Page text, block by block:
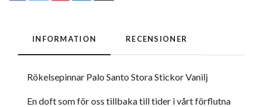
INFORMATION RECENSIONER
Rökelsepinnar Palo Santo Stora Stickor Vanilj
En doft som för oss tillbaka till tider i vårt förflutna